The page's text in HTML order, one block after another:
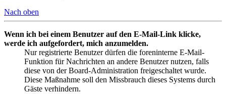
Nach oben
Wenn ich bei einem Benutzer auf den E-Mail-Link klicke,
werde ich aufgefordert, mich anzumelden.
Nur registrierte Benutzer dürfen die foreninterne E-Mail-
Funktion für Nachrichten an andere Benutzer nutzen, falls
diese von der Board-Administration freigeschaltet wurde.
Diese Maßnahme soll den Missbrauch dieses Systems durch
Gäste verhindern.